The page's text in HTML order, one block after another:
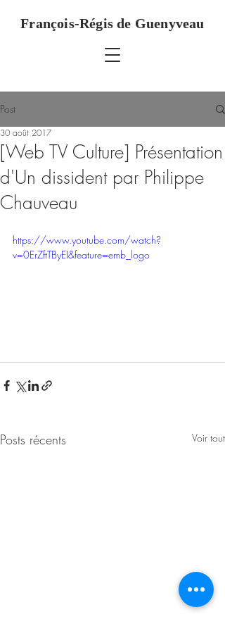
François-Régis de Guenyveau
Post
[Web TV Culture] Présentation
d'Un dissident par Philippe
Chauveau
30 août 2017
https://www.youtube.com/watch?
v=0ErZftTByEI&feature=emb_logo
Posts récents Voir tout